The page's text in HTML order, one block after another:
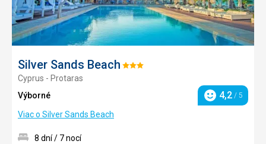
Silver Sands Beach Hodnotenie:
Cyprus - Protaras
Výborné
Hodnotenie
4,2 / 5
Viac o Silver Sands Beach
8 dní / 7 nocí